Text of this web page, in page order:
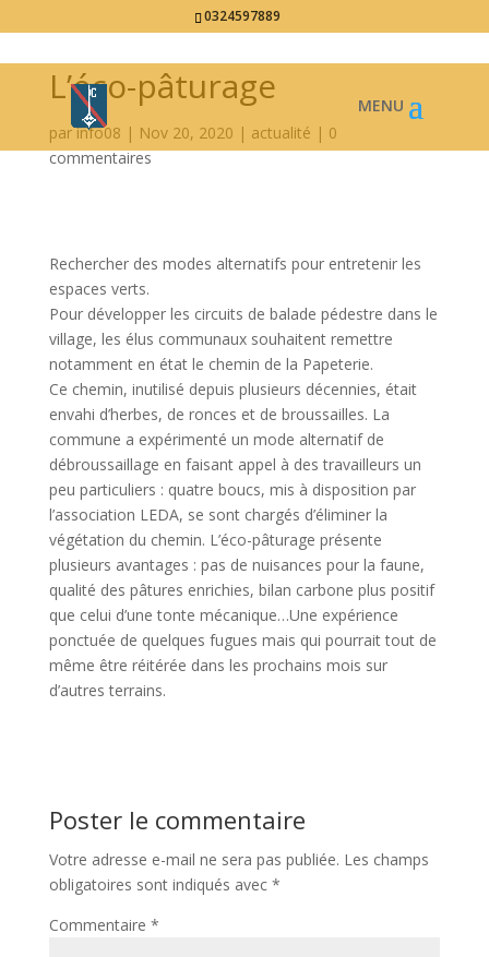
0324597889
L’éco-pâturage
parinfo08 | Nov 20, 2020 | actualité | 0
commentaires
Rechercher des modes alternatifs pour entretenir les
espaces verts.
Pour développer les circuits de balade pédestre dans le
village, les élus communaux souhaitent remettre
notamment en état le chemin de la Papeterie.
Ce chemin, inutilisé depuis plusieurs décennies, était
envahi d’herbes, de ronces et de broussailles. La
commune a expérimenté un mode alternatif de
débroussaillage en faisant appel à des travailleurs un
peu particuliers : quatre boucs, mis à disposition par
l’association LEDA, se sont chargés d’éliminer la
végétation du chemin. L’éco-pâturage présente
plusieurs avantages : pas de nuisances pour la faune,
qualité des pâtures enrichies, bilan carbone plus positif
que celui d’une tonte mécanique…Une expérience
ponctuée de quelques fugues mais qui pourrait tout de
même être réitérée dans les prochains mois sur
d’autres terrains.
Poster le commentaire
Votre adresse e-mail ne sera pas publiée. Les champs
obligatoires sont indiqués avec *
Commentaire *